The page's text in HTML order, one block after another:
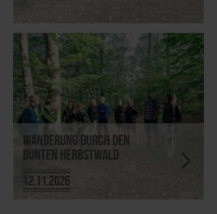
Wanderung durch den
bunten Herbstwald
12.11.2026